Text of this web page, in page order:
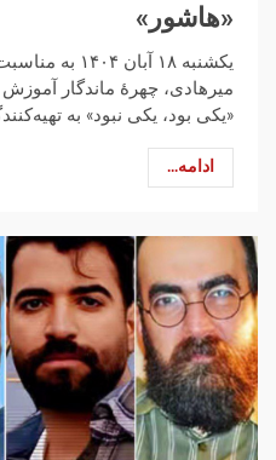
«هاشور»
یکشنبه ۱۸
میرهادی، چهرهٔ ماندگار
«یکی بود، یکی نبود» به
ادامه...